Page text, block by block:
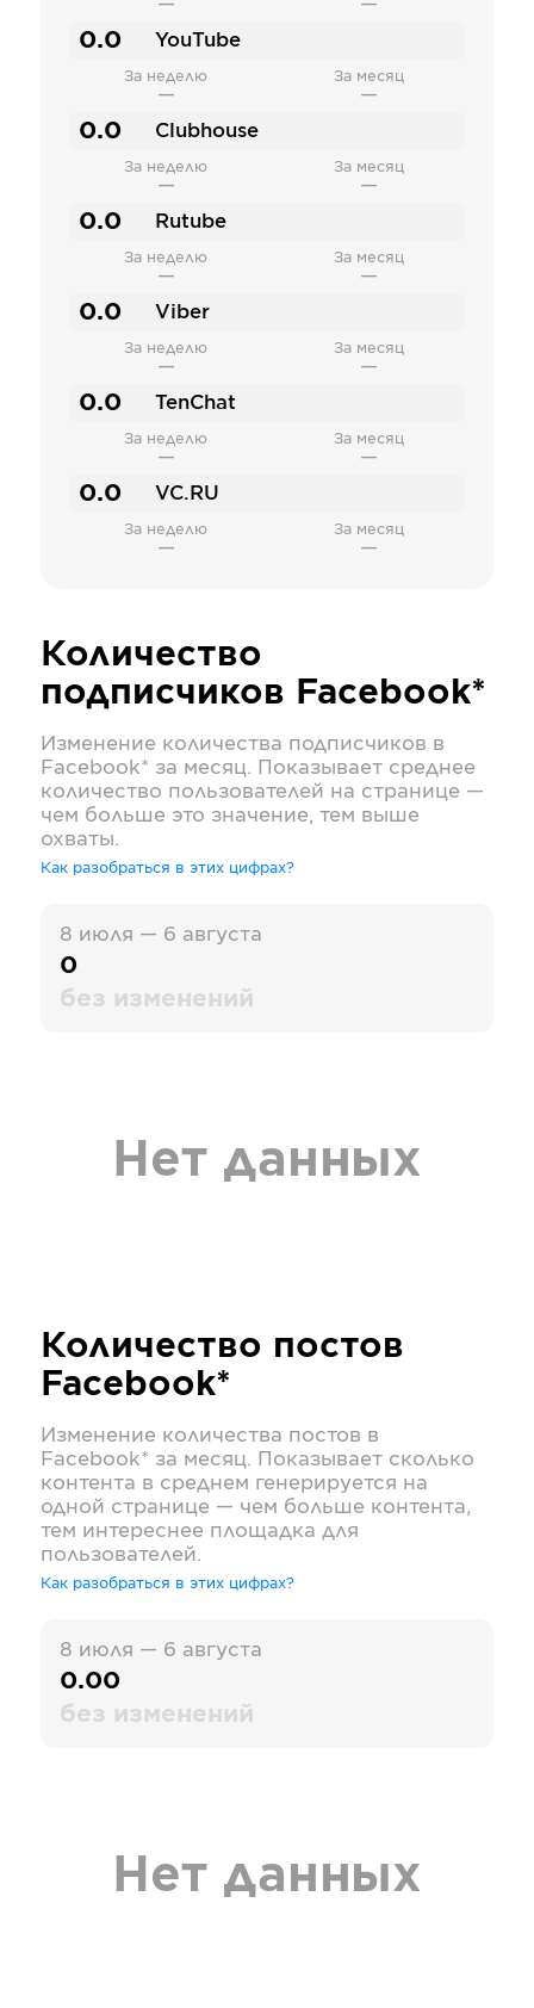
— —
0.0 YouTube
За неделю
—
За месяц
—
0.0 Clubhouse
За неделю
—
За месяц
—
0.0 Rutube
За неделю
—
За месяц
—
0.0 Viber
За неделю
—
За месяц
—
0.0 TenChat
За неделю
—
За месяц
—
0.0 VC.RU
За неделю
—
За месяц
—
Количество
подписчиков Facebook*
Изменение количества подписчиков в
Facebook* за месяц. Показывает среднее
количество пользователей на странице —
чем больше это значение, тем выше
охваты.
Как разобраться в этих цифрах?
8 июля — 6 августа
0
без изменений
Нет данных
Количество постов
Facebook*
Изменение количества постов в
Facebook* за месяц. Показывает сколько
контента в среднем генерируется на
одной странице — чем больше контента,
тем интереснее площадка для
пользователей.
Как разобраться в этих цифрах?
8 июля — 6 августа
0.00
без изменений
Нет данных